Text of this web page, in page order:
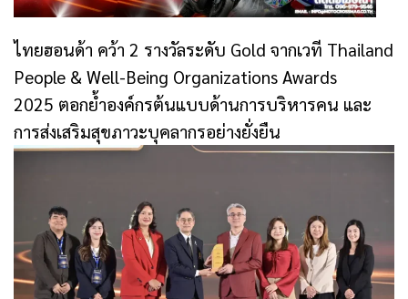
ไทยฮอนด้า คว้า 2 รางวัลระดับ Gold จากเวที Thailand
People & Well-Being Organizations Awards
2025 ตอกย้ำองค์กรต้นแบบด้านการบริหารคน และ
การส่งเสริมสุขภาวะบุคลากรอย่างยั่งยืน